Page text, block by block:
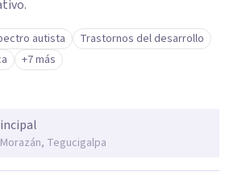
autista
Trastornos del desarrollo
+7 más
Tegucigalpa